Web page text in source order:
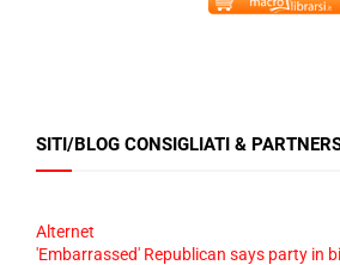
SITI/BLOG CONSIGLIATI &
Alternet
'Embarrassed' Republican says party in